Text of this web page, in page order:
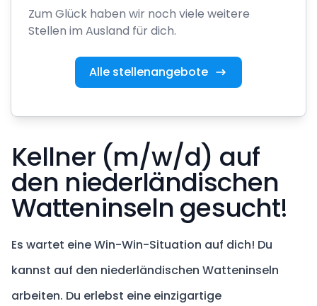
Zum Glück haben wir noch viele weitere
Stellen im Ausland für dich.
Alle stellenangebote
Kellner (m/w/d) auf
den niederländischen
Watteninseln gesucht!
Es wartet eine Win-Win-Situation auf dich! Du
kannst auf den niederländischen Watteninseln
arbeiten. Du erlebst eine einzigartige